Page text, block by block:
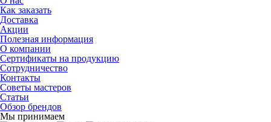
Как заказать
Доставка
Акции
Полезная информация
О компании
Сертификаты на продукцию
Сотрудничество
Контакты
Советы мастеров
Статьи
Обзор брендов
Мы принимаем